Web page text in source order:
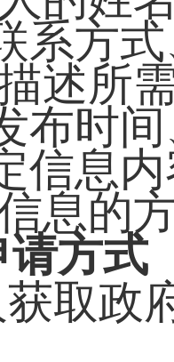
系方
述所
布时
信息
息的
请方式
取政